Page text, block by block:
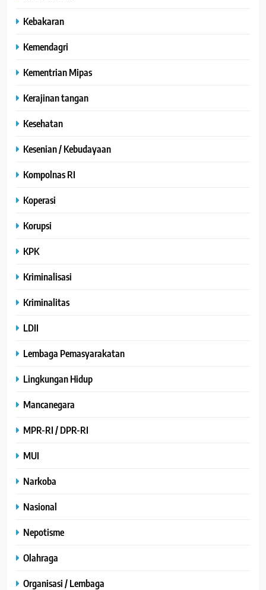
Kebakaran
Kemendagri
Kementrian Mipas
Kerajinan tangan
Kesehatan
Kesenian / Kebudayaan
Kompolnas RI
Koperasi
Korupsi
KPK
Kriminalisasi
Kriminalitas
LDII
Lembaga Pemasyarakatan
Lingkungan Hidup
Mancanegara
MPR-RI / DPR-RI
MUI
Narkoba
Nasional
Nepotisme
Olahraga
Organisasi / Lembaga